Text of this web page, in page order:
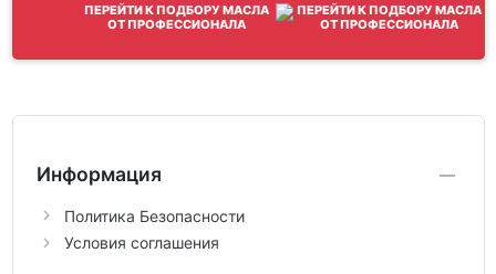
ПЕРЕЙТИ К ПОДБОРУ МАСЛА
ОТ ПРОФЕССИОНАЛА
Информация
Политика Безопасности
Условия соглашения